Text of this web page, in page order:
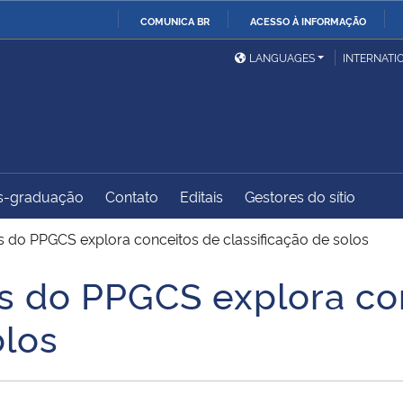
COMUNICA BR ACESSO À INFORMAÇÃO
Ministério da Defesa
Ministério das Relações
Exteriores
Ministério do
Desenvolvimento Regional
Controladoria-Geral da
União
Advocacia-Geral da União Banco Central do Brasil
LANGUAGES
graduação Contato Editais Gestores do sítio
do PPGCS explora conceitos de classificação de solos
do PPGCS explora